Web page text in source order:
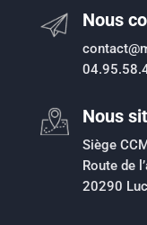
Nous
Nous
Siège
Route de
20290